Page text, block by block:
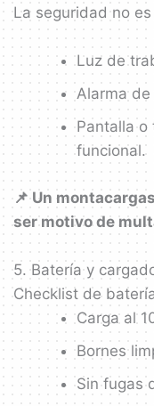
La seguridad no
Luz de
Alarma
Pantalla o
funcional.
📌 Un
ser motivo de
5. Batería y
Checklist de
Carga al
Bornes
Sin fugas